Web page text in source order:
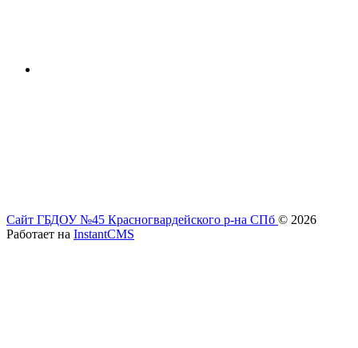
Сайт ГБДОУ №45 Красногвардейского р-на СПб © 2026
Работает на InstantCMS